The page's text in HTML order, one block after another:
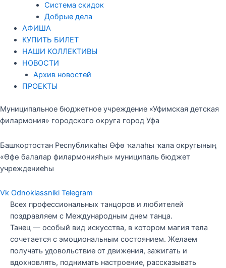
Система скидок
Добрые дела
АФИША
КУПИТЬ БИЛЕТ
НАШИ КОЛЛЕКТИВЫ
НОВОСТИ
Архив новостей
ПРОЕКТЫ
Муниципальное бюджетное учреждение «Уфимская детская
филармония» городского округа город Уфа
Башҡортостан Республикаһы Өфө ҡалаһы ҡала округының
«Өфө балалар филармонияһы» муниципаль бюджет
учреждениеһы
Vk Odnoklassniki Telegram
Всех профессиональных танцоров и любителей
поздравляем с Международным днем танца.
Танец — особый вид искусства, в котором магия тела
сочетается с эмоциональным состоянием. Желаем
получать удовольствие от движения, зажигать и
вдохновлять, поднимать настроение, рассказывать